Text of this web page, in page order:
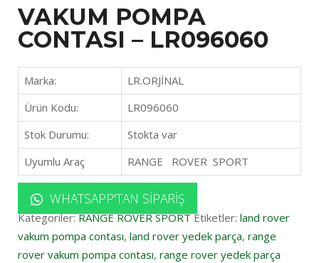
VAKUM POMPA
CONTASI – LR096060
Marka:
LR.ORJİNAL
Ürün Kodu:
LR096060
Stok Durumu:
Stokta var
Uyumlu Araç
RANGE ROVER SPORT
WHATSAPP'TAN SIPARIŞ
Kategoriler:RANGE ROVER SPORT Etiketler: land rover
vakum pompa contası, land rover yedek parça, range
rover vakum pompa contası, range rover yedek parça